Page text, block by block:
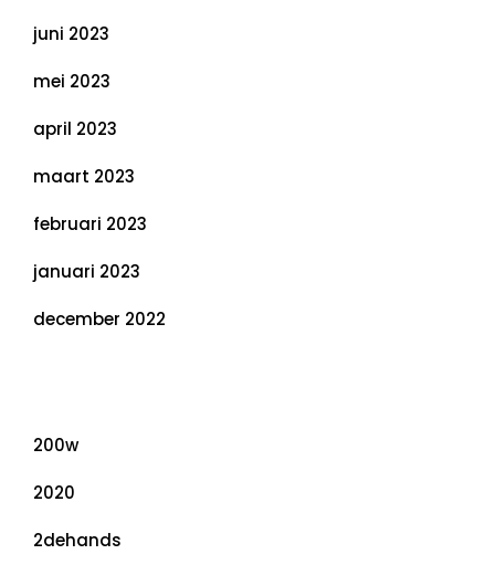
juni 2023
mei 2023
april 2023
maart 2023
februari 2023
januari 2023
december 2022
200w
2020
2dehands